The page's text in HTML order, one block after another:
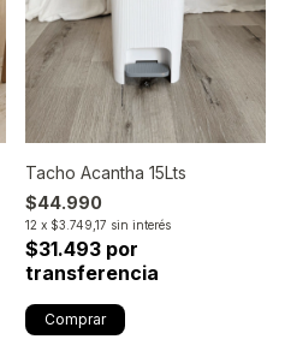
Tacho Acantha 15Lts
$44.990
12 x $3.749,17 sin interés
$31.493 por
transferencia